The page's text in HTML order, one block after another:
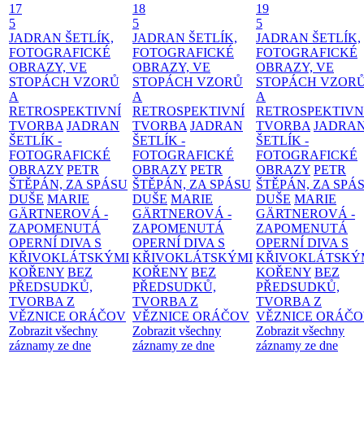
17
5
JADRAN ŠETLÍK,
FOTOGRAFICKÉ
OBRAZY, VE
STOPÁCH VZORŮ
A
RETROSPEKTIVNÍ
TVORBA JADRAN
ŠETLÍK -
FOTOGRAFICKÉ
OBRAZY PETR
ŠTĚPÁN, ZA SPÁSU
DUŠE MARIE
GÄRTNEROVÁ -
ZAPOMENUTÁ
OPERNÍ DIVA S
KŘIVOKLÁTSKÝMI
KOŘENY BEZ
PŘEDSUDKŮ,
TVORBA Z
VĚZNICE ORÁČOV
Zobrazit všechny
záznamy ze dne
18
5
JADRAN ŠETLÍK,
FOTOGRAFICKÉ
OBRAZY, VE
STOPÁCH VZORŮ
A
RETROSPEKTIVNÍ
TVORBA JADRAN
ŠETLÍK -
FOTOGRAFICKÉ
OBRAZY PETR
ŠTĚPÁN, ZA SPÁSU
DUŠE MARIE
GÄRTNEROVÁ -
ZAPOMENUTÁ
OPERNÍ DIVA S
KŘIVOKLÁTSKÝMI
KOŘENY BEZ
PŘEDSUDKŮ,
TVORBA Z
VĚZNICE ORÁČOV
Zobrazit všechny
záznamy ze dne
19
5
JADRAN ŠETLÍK,
FOTOGRAFICKÉ
OBRAZY, VE
STOPÁCH
A
TVORBA
ŠETLÍK -
FOTOGRAFICKÉ
OBRAZY PETR
ŠTĚPÁN, ZA
DUŠE MARIE
GÄRTNEROVÁ -
ZAPOMENUTÁ
OPERNÍ DIVA S
KOŘENY BEZ
PŘEDSUDKŮ,
TVORBA Z
VĚZNICE
Zobrazit všechny
záznamy ze dne